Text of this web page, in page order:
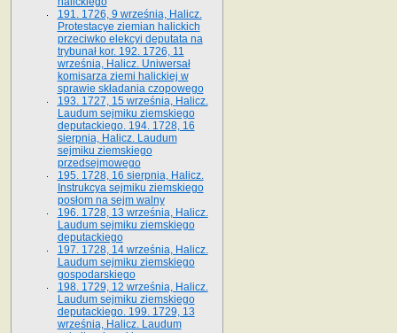
191. 1726, 9 września, Halicz.
Protestacye ziemian halickich
przeciwko elekcyi deputata na
trybunał kor. 192. 1726, 11
września, Halicz. Uniwersał
komisarza ziemi halickiej w
sprawie składania czopowego
193. 1727, 15 września, Halicz.
Laudum sejmiku ziemskiego
deputackiego. 194. 1728, 16
sierpnia, Halicz. Laudum
sejmiku ziemskiego
przedsejmowego
195. 1728, 16 sierpnia, Halicz.
Instrukcya sejmiku ziemskiego
posłom na sejm walny
196. 1728, 13 września, Halicz.
Laudum sejmiku ziemskiego
deputackiego
197. 1728, 14 września, Halicz.
Laudum sejmiku ziemskiego
gospodarskiego
198. 1729, 12 września, Halicz.
Laudum sejmiku ziemskiego
deputackiego. 199. 1729, 13
września, Halicz. Laudum